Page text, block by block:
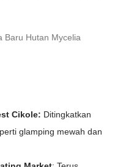
Baru Hutan Mycelia
Cikole: Ditingkatkan
glamping mewah dan